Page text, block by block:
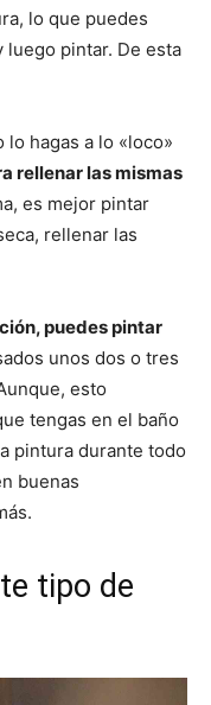
lo que puedes
pintar. De esta
hagas a lo «loco»
rellenar las mismas
es mejor pintar
rellenar las
puedes pintar
unos dos o tres
esto
tengas en el baño
pintura durante todo
buenas
tipo de